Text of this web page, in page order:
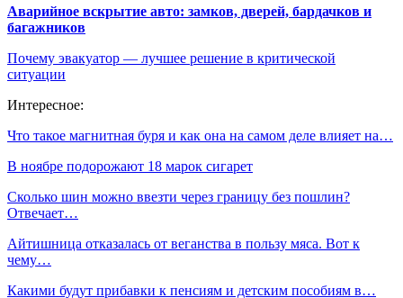
Аварийное вскрытие авто: замков, дверей, бардачков и
багажников
Почему эвакуатор — лучшее решение в критической
ситуации
Интересное:
Что такое магнитная буря и как она на самом деле влияет на…
В ноябре подорожают 18 марок сигарет
Сколько шин можно ввезти через границу без пошлин?
Отвечает…
Айтишница отказалась от веганства в пользу мяса. Вот к
чему…
Какими будут прибавки к пенсиям и детским пособиям в…